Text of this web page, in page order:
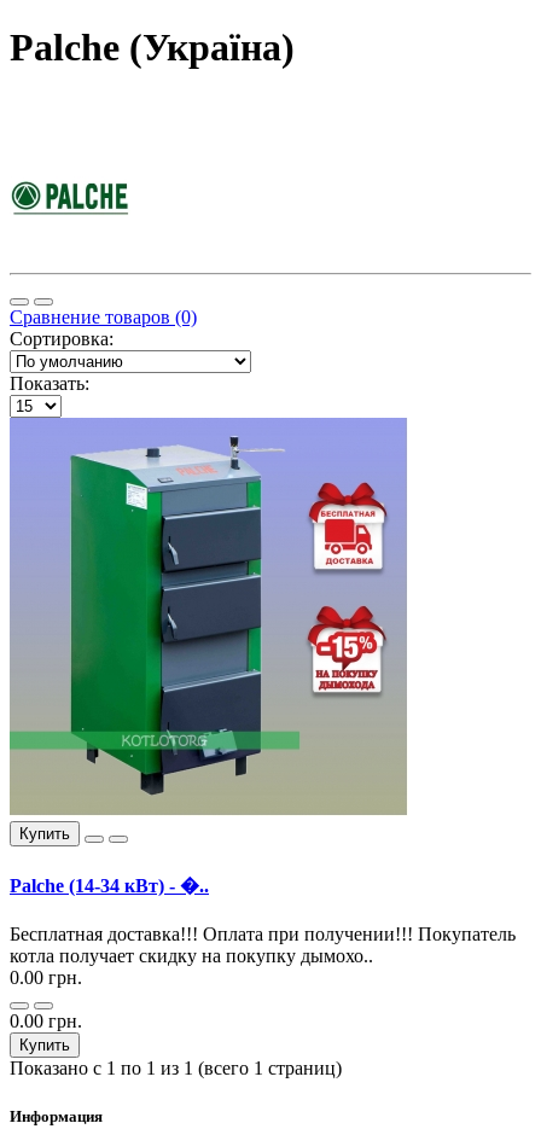
Palche (Україна)
Сравнение товаров (0)
Сортировка:
Показать:
Купить
Palche (14-34 кВт) - �..
Бесплатная доставка!!! Оплата при получении!!! Покупатель
котла получает скидку на покупку дымохо..
0.00 грн.
0.00 грн.
Купить
Показано с 1 по 1 из 1 (всего 1 страниц)
Информация